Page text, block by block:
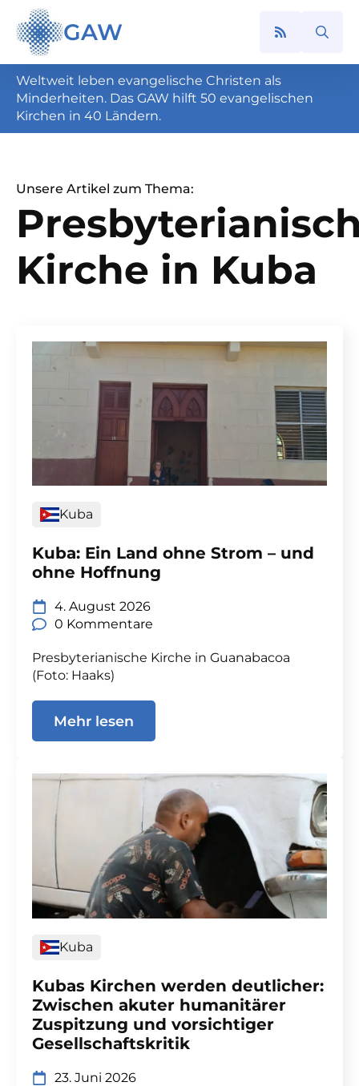
GAW
Search
Weltweit leben evangelische Christen als
Minderheiten. Das GAW hilft 50 evangelischen
Kirchen in 40 Ländern.
Unsere Artikel zum Thema:
Kirche in Kuba
Kuba
Kuba: Ein Land ohne Strom – und
ohne Hoffnung
4. August 2026
0 Kommentare
Presbyterianische Kirche in Guanabacoa
(Foto: Haaks)
Mehr lesen
Kuba
Kubas Kirchen werden deutlicher:
Zwischen akuter humanitärer
Zuspitzung und vorsichtiger
Gesellschaftskritik
23. Juni 2026